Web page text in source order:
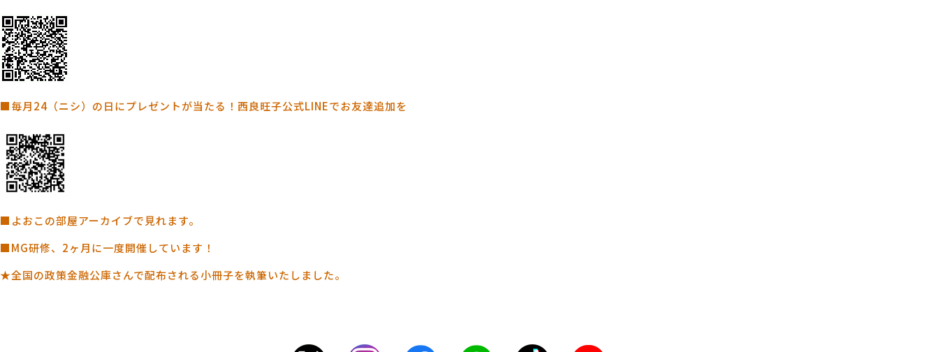
■毎月24（ニシ）の日にプレゼントが当たる！西良旺子公式LINEでお友達追加を
■よおこの部屋アーカイブで見れます。
■MG研修、2ヶ月に一度開催しています！
★全国の政策金融公庫さんで配布される小冊子を執筆いたしました。